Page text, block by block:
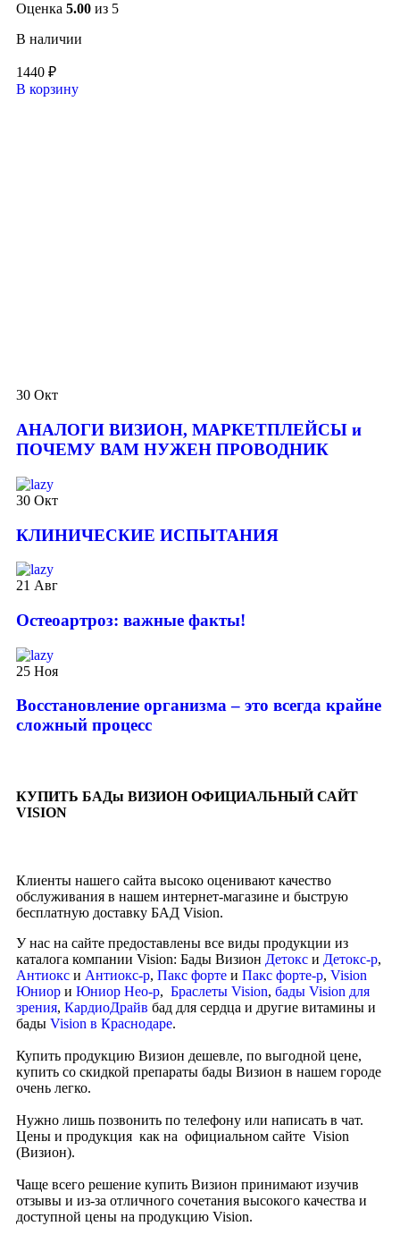
Оценка 5.00 из 5
В наличии
1440 ₽
В корзину
30 Окт
АНАЛОГИ ВИЗИОН, МАРКЕТПЛЕЙСЫ и
ПОЧЕМУ ВАМ НУЖЕН ПРОВОДНИК
30 Окт
КЛИНИЧЕСКИЕ ИСПЫТАНИЯ
21 Авг
️Остеоартроз: важные факты!
25 Ноя
Восстановление организма – это всегда крайне
сложный процесс
КУПИТЬ БАДы ВИЗИОН ОФИЦИАЛЬНЫЙ САЙТ
VISION
Клиенты нашего сайта высоко оценивают качество
обслуживания в нашем интернет-магазине и быструю
бесплатную доставку БАД Vision.
У нас на сайте предоставлены все виды продукции из
каталога компании Vision: Бады Визион Детокс и Детокс-р,
Антиокс и Антиокс-р, Пакс форте и Пакс форте-р, Vision
Юниор и Юниор Нео-р, Браслеты Vision, бады Vision для
зрения, КардиоДрайв бад для сердца и другие витамины и
бады Vision в Краснодаре.
Купить продукцию Визион дешевле, по выгодной цене,
купить со скидкой препараты бады Визион в нашем городе
очень легко.
Нужно лишь позвонить по телефону или написать в чат.
Цены и продукция как на официальном сайте Vision
(Визион).
Чаще всего решение купить Визион принимают изучив
отзывы и из-за отличного сочетания высокого качества и
доступной цены на продукцию Vision.